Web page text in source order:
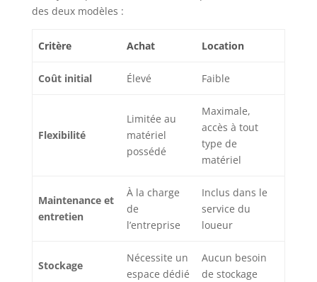
des deux modèles :
Critère Achat Location
Coût initial Élevé Faible
Flexibilité
Limitée au
matériel
possédé
Maximale,
accès à tout
type de
matériel
Maintenance et
entretien
À la charge
de
l’entreprise
Inclus dans le
service du
loueur
Stockage
Nécessite un
espace dédié
Aucun besoin
de stockage